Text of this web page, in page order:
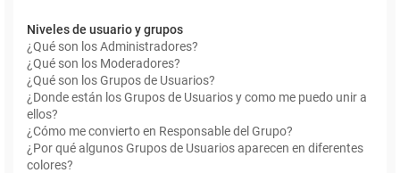
Niveles de usuario y grupos
¿Qué son los Administradores?
¿Qué son los Moderadores?
¿Qué son los Grupos de Usuarios?
¿Donde están los Grupos de Usuarios y como me puedo unir a
ellos?
¿Cómo me convierto en Responsable del Grupo?
¿Por qué algunos Grupos de Usuarios aparecen en diferentes
colores?